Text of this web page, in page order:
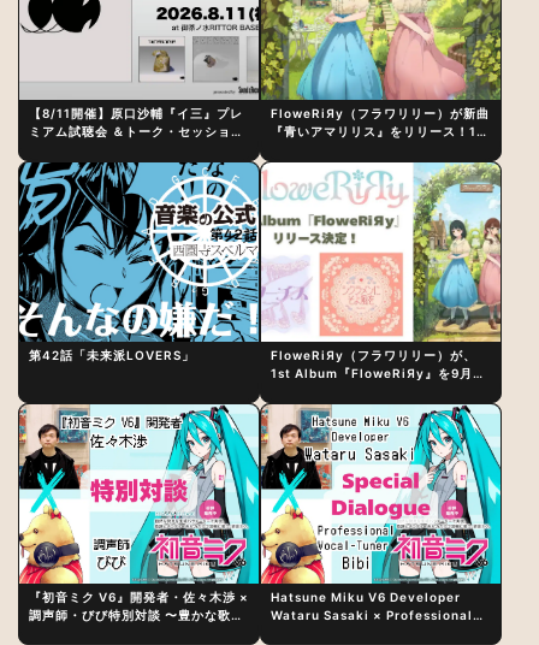
【8/11開催】原口沙輔『イ三』プレ
ミアム試聴会 ＆トーク・セッション
制作秘話
FloweRiЯy（フラワリリー）が新曲
『青いアマリリス』をリリース！1st
第42話「未来派LOVERS」
FloweRiЯy（フラワリリー）が、
1st Album『FloweRiЯy』を9月23
『初音ミク V6』開発者・佐々木渉 ×
調声師・びび特別対談 〜豊かな歌声
Hatsune Miku V6 Developer
Wataru Sasaki × Professional